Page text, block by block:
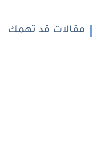
مقالات قد تهمك